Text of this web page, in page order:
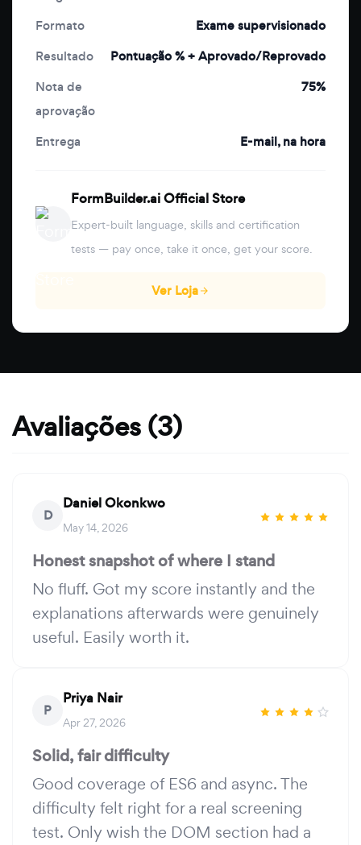
Formato
Exame supervisionado
Resultado
Pontuação % + Aprovado/Reprovado
Nota de
aprovação
75%
Entrega E-mail, na hora
FormBuilder.ai Official Store
Expert-built language, skills and certification
tests — pay once, take it once, get your score.
Ver Loja
Avaliações (3)
D
Daniel Okonkwo
May 14, 2026
Honest snapshot of where I stand
No fluff. Got my score instantly and the
explanations afterwards were genuinely
useful. Easily worth it.
P
Priya Nair
Apr 27, 2026
Solid, fair difficulty
Good coverage of ES6 and async. The
difficulty felt right for a real screening
test. Only wish the DOM section had a